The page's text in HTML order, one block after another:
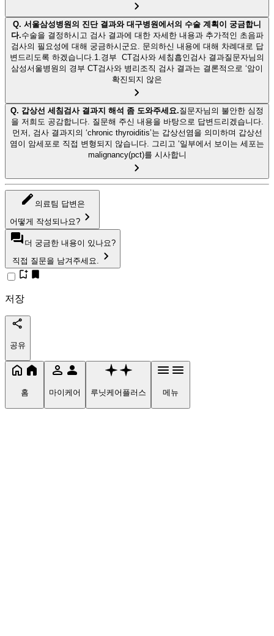
Q. 서울삼성병원의 진단 결과와 대구병원에서의 수술 계획이 궁금합니
다.수술을 결정하시고 검사 결과에 대한 자세한 내용과 추가적인 초음파
검사의 필요성에 대해 궁금하시군요. 문의하신 내용에 대해 차례대로 답
변드리도록 하겠습니다.1.경부 CT검사와 세침흡인검사 결과질문자님의
삼성서울병원의 경부 CT검사와 병리조직 검사 결과는 결론적으로 ‘암이
확진되지 않은
Q. 갑상선 세침검사 결과지 해석 좀 도와주세요.질문자님의 불안한 심정
을 저희도 공감합니다. 질문해 주신 내용을 바탕으로 답변드리겠습니다.
먼저, 검사 결과지의 ‘chronic thyroiditis’는 갑상선염을 의미하며 갑상선
염이 암세포로 직접 변형되지 않습니다. 그리고 ‘일부에서 보이는 세포는
malignancy(pct)를 시사합니
의료팀 답변은
어떻게 작성되나요?
더 궁금한 내용이 있나요?
직접 질문을 남겨주세요.
저장
공유
홈 마이케어 루닛케어플러스 메뉴